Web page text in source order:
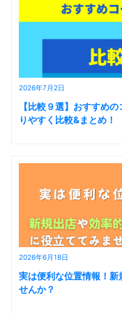
2026年7月2日
【比較９選】おすすめ
りやすく比較&まとめ！
2026年6月18日
実は便利な位置情報！
せんか？